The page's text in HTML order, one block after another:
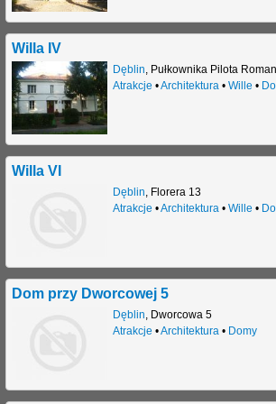
Willa IV
Dęblin Pułkownika Pilota
Atrakcje •Architektura • Wille •
Willa VI
Dęblin Florera 13
Atrakcje •Architektura • Wille •
Dom przy Dworcowej 5
Dęblin Dworcowa 5
Atrakcje •Architektura • Domy